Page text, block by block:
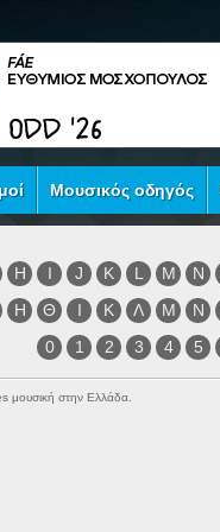
Μουσικός οδηγός
H I J K L M N
Η Θ Ι Κ Λ Μ Ν
0
1 2 3 4 5
μουσική στην Ελλάδα.